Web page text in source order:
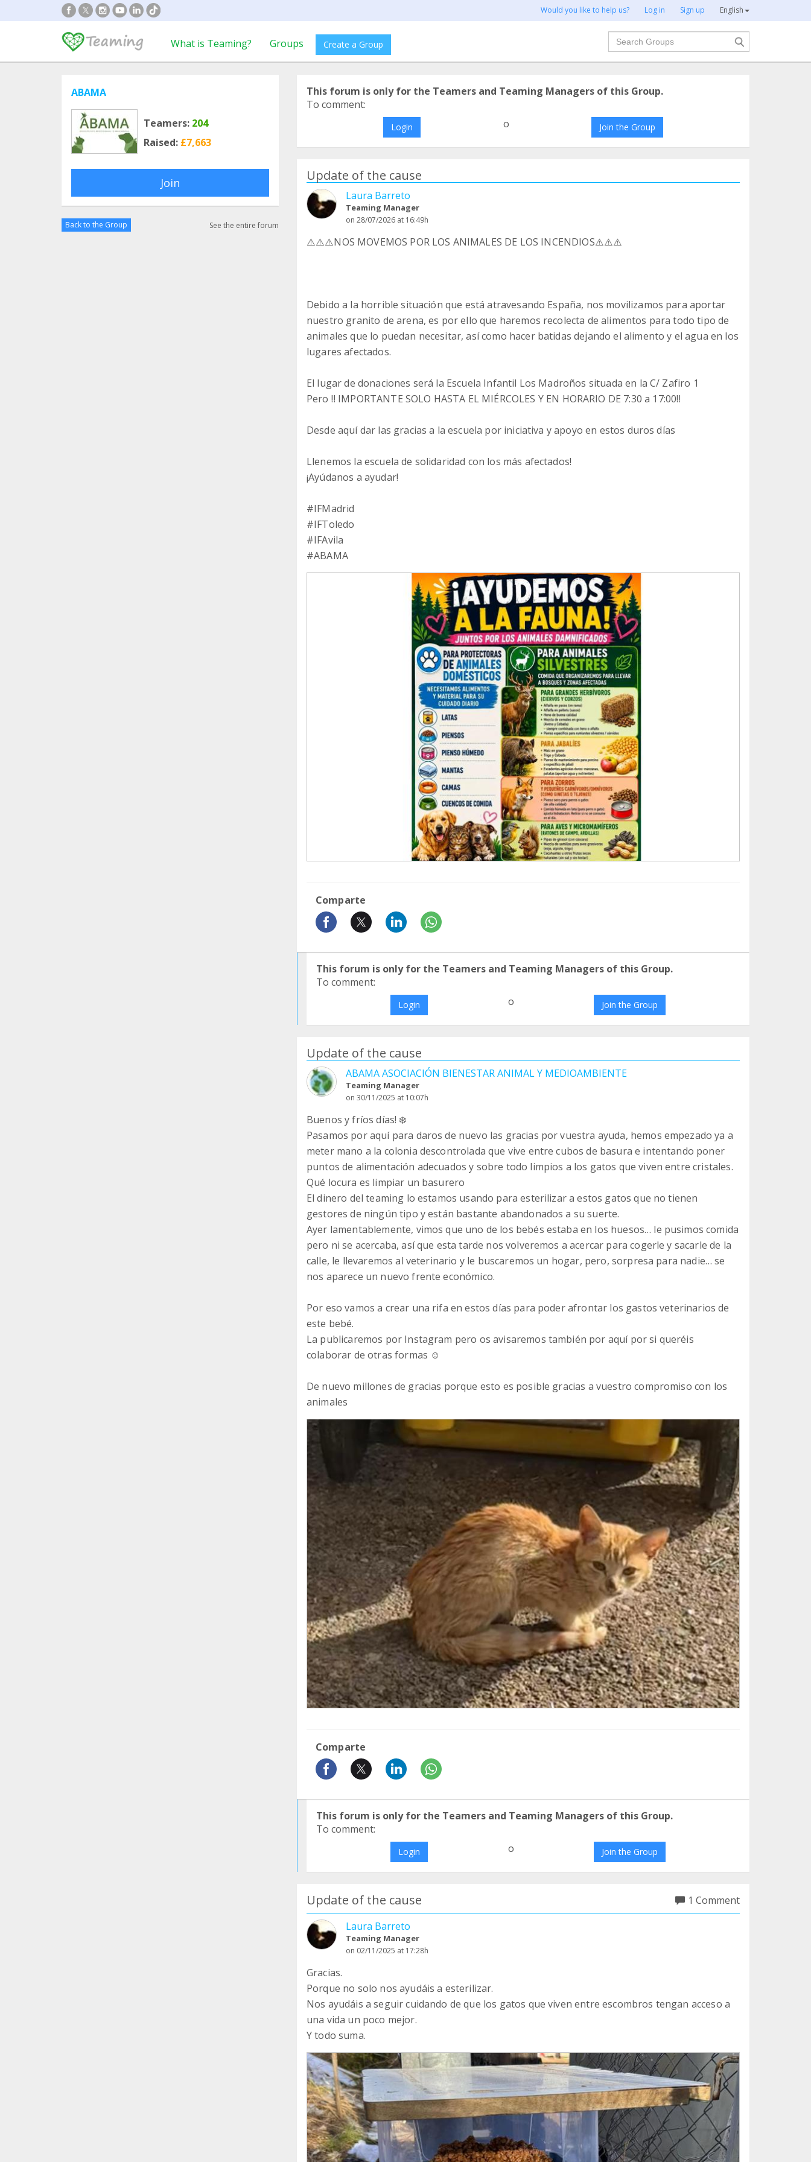
Would you like to help us? Log in Sign up English
What is Teaming? Groups Create a Group
Search
ABAMA
Teamers: 204
Raised: £7,663
Join
Back to the Group See the entire forum
This forum is only for the Teamers and Teaming Managers of this Group.
To comment:
Login o Join the Group
Update of the cause
Laura Barreto
Teaming Manager
on 28/07/2026 at 16:49h
⚠️⚠️⚠️NOS MOVEMOS POR LOS ANIMALES DE LOS INCENDIOS⚠️⚠️⚠️
Debido a la horrible situación que está atravesando España, nos movilizamos para aportar
nuestro granito de arena, es por ello que haremos recolecta de alimentos para todo tipo de
animales que lo puedan necesitar, así como hacer batidas dejando el alimento y el agua en los
lugares afectados.
El lugar de donaciones será la Escuela Infantil Los Madroños situada en la C/ Zafiro 1
Pero ‼️ IMPORTANTE SOLO HASTA EL MIÉRCOLES Y EN HORARIO DE 7:30 a 17:00‼️
Desde aquí dar las gracias a la escuela por iniciativa y apoyo en estos duros días
Llenemos la escuela de solidaridad con los más afectados!
¡Ayúdanos a ayudar!
#IFMadrid
#IFToledo
#IFAvila
#ABAMA
Comparte
This forum is only for the Teamers and Teaming Managers of this Group.
To comment:
Login o Join the Group
Update of the cause
ABAMA ASOCIACIÓN BIENESTAR ANIMAL Y MEDIOAMBIENTE
Teaming Manager
on 30/11/2025 at 10:07h
Buenos y fríos días! ❄️
Pasamos por aquí para daros de nuevo las gracias por vuestra ayuda, hemos empezado ya a
meter mano a la colonia descontrolada que vive entre cubos de basura e intentando poner
puntos de alimentación adecuados y sobre todo limpios a los gatos que viven entre cristales.
Qué locura es limpiar un basurero
El dinero del teaming lo estamos usando para esterilizar a estos gatos que no tienen
gestores de ningún tipo y están bastante abandonados a su suerte.
Ayer lamentablemente, vimos que uno de los bebés estaba en los huesos… le pusimos comida
pero ni se acercaba, así que esta tarde nos volveremos a acercar para cogerle y sacarle de la
calle, le llevaremos al veterinario y le buscaremos un hogar, pero, sorpresa para nadie… se
nos aparece un nuevo frente económico.
Por eso vamos a crear una rifa en estos días para poder afrontar los gastos veterinarios de
este bebé.
La publicaremos por Instagram pero os avisaremos también por aquí por si queréis
colaborar de otras formas ☺️
De nuevo millones de gracias porque esto es posible gracias a vuestro compromiso con los
animales
Comparte
This forum is only for the Teamers and Teaming Managers of this Group.
To comment:
Login o Join the Group
Update of the cause
1 Comment
Laura Barreto
Teaming Manager
on 02/11/2025 at 17:28h
Gracias.
Porque no solo nos ayudáis a esterilizar.
Nos ayudáis a seguir cuidando de que los gatos que viven entre escombros tengan acceso a
una vida un poco mejor.
Y todo suma.